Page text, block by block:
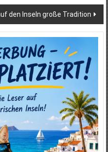
den Inseln große Tradition